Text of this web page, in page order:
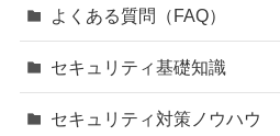
よくある質問（FAQ）
セキュリティ基礎知識
セキュリティ対策ノウハウ